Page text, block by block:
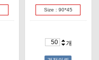
Size : 90*45
개